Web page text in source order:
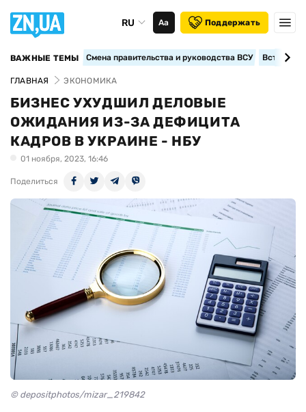
RU Аа Поддержать
ВАЖНЫЕ ТЕМЫ Смена правительства и руководства ВСУ
ГЛАВНАЯ ЭКОНОМИКА
БИЗНЕС УХУДШИЛ ДЕЛОВЫЕ
ОЖИДАНИЯ ИЗ-ЗА ДЕФИЦИТА
КАДРОВ В УКРАИНЕ - НБУ
01 ноября, 2023, 16:46
Поделиться
© depositphotos/mizar_219842